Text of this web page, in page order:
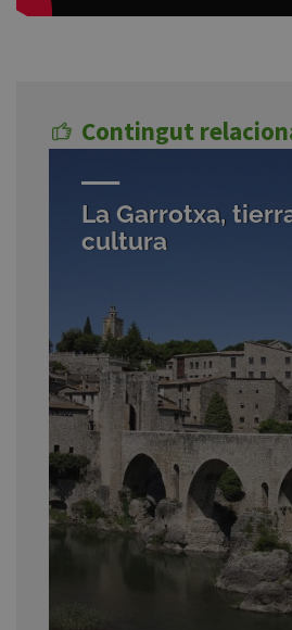
Contingut
La Garrotxa,
cultura